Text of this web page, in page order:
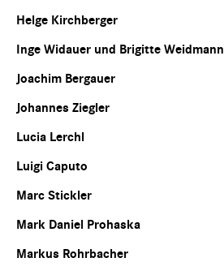
Helge Kirchberger
Inge Widauer und Brigitte Weidmann
Joachim Bergauer
Johannes Ziegler
Lucia Lerchl
Luigi Caputo
Marc Stickler
Mark Daniel Prohaska
Markus Rohrbacher